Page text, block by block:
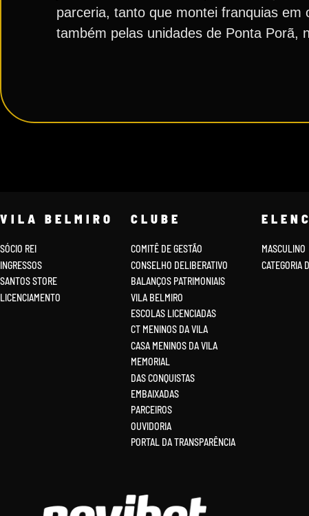
parceria, tanto que montei franquias em
também pelas unidades de Ponta Porã,
VILA BELMIRO
SÓCIO REI
INGRESSOS
SANTOS STORE
LICENCIAMENTO
CLUBE
COMITÊ DE GESTÃO
CONSELHO DELIBERATIVO
BALANÇOS PATRIMONIAIS
VILA BELMIRO
ESCOLAS LICENCIADAS
CT MENINOS DA VILA
CASA MENINOS DA VILA
MEMORIAL
DAS CONQUISTAS
EMBAIXADAS
PARCEIROS
OUVIDORIA
PORTAL DA TRANSPARÊNCIA
MASCULINO
CATEGORIA